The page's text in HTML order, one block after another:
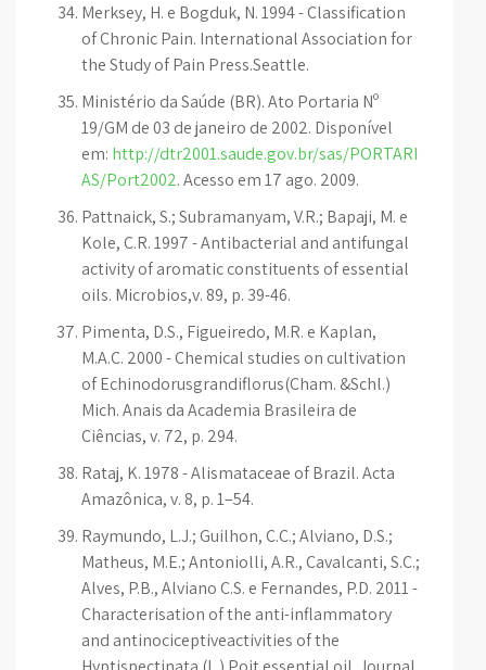
Merksey, H. e Bogduk, N. 1994 - Classification
of Chronic Pain. International Association for
the Study of Pain Press.Seattle.
Ministério da Saúde (BR). Ato Portaria Nº
19/GM de 03 de janeiro de 2002. Disponível
em: http://dtr2001.saude.gov.br/sas/PORTARI
AS/Port2002. Acesso em 17 ago. 2009.
Pattnaick, S.; Subramanyam, V.R.; Bapaji, M. e
Kole, C.R. 1997 - Antibacterial and antifungal
activity of aromatic constituents of essential
oils. Microbios,v. 89, p. 39-46.
Pimenta, D.S., Figueiredo, M.R. e Kaplan,
M.A.C. 2000 - Chemical studies on cultivation
of Echinodorusgrandiflorus(Cham. &Schl.)
Mich. Anais da Academia Brasileira de
Ciências, v. 72, p. 294.
Rataj, K. 1978 - Alismataceae of Brazil. Acta
Amazônica, v. 8, p. 1–54.
Raymundo, L.J.; Guilhon, C.C.; Alviano, D.S.;
Matheus, M.E.; Antoniolli, A.R., Cavalcanti, S.C.;
Alves, P.B., Alviano C.S. e Fernandes, P.D. 2011 -
Characterisation of the anti-inflammatory
and antinociceptiveactivities of the